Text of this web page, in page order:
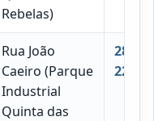
Rebelas)
Rua João
Caeiro (Parque
Industrial
Quinta das
2830-
222